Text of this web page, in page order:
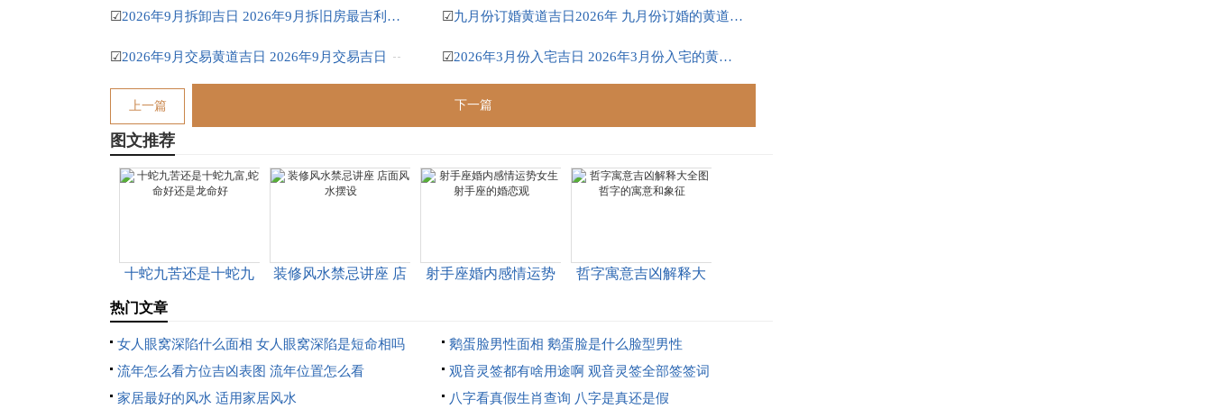
☑ 2026年9月拆卸吉日 2026年9月拆旧房最吉利的日子 ☑ 九月份订婚黄道吉日2026年 九月份订婚的黄道吉日
☑2026年9月交易黄道吉日 2026年9月交易吉日 ☑ 2026年3月份入宅吉日 2026年3月份入宅的黄道吉日
上一篇 下一篇
图文推荐
十蛇九苦还是十蛇九
装修风水禁忌讲座 店
射手座婚内感情运势
哲字寓意吉凶解释大
热门文章
女人眼窝深陷什么面相 女人眼窝深陷是短命相吗
鹅蛋脸男性面相 鹅蛋脸是什么脸型男性
流年怎么看方位吉凶表图 流年位置怎么看
观音灵签都有啥用途啊 观音灵签全部签签词
家居最好的风水 适用家居风水
八字看真假生肖查询 八字是真还是假